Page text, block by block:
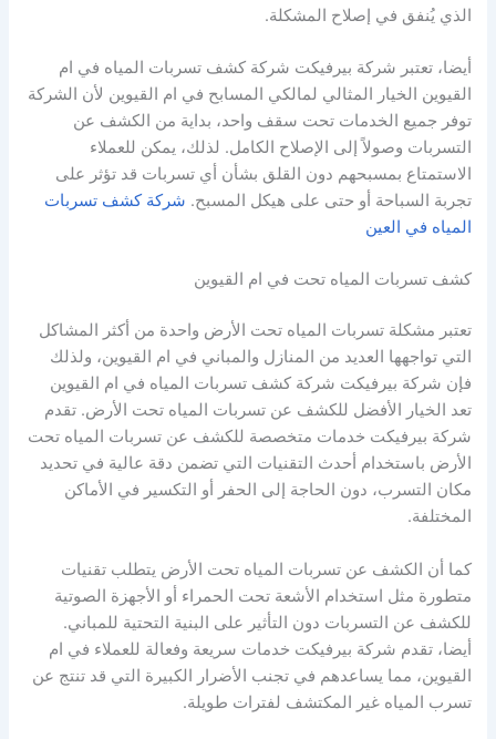
الذي يُنفق في إصلاح المشكلة.
أيضا، تعتبر شركة بيرفيكت شركة كشف تسربات المياه في ام
القيوين الخيار المثالي لمالكي المسابح في ام القيوين لأن الشركة
توفر جميع الخدمات تحت سقف واحد، بداية من الكشف عن
التسربات وصولاً إلى الإصلاح الكامل. لذلك، يمكن للعملاء
الاستمتاع بمسبحهم دون القلق بشأن أي تسربات قد تؤثر على
تجربة السباحة أو حتى على هيكل المسبح. شركة كشف تسربات
المياه في العين
كشف تسربات المياه تحت في ام القيوين
تعتبر مشكلة تسربات المياه تحت الأرض واحدة من أكثر المشاكل
التي تواجهها العديد من المنازل والمباني في ام القيوين، ولذلك
فإن شركة بيرفيكت شركة كشف تسربات المياه في ام القيوين
تعد الخيار الأفضل للكشف عن تسربات المياه تحت الأرض. تقدم
شركة بيرفيكت خدمات متخصصة للكشف عن تسربات المياه تحت
الأرض باستخدام أحدث التقنيات التي تضمن دقة عالية في تحديد
مكان التسرب، دون الحاجة إلى الحفر أو التكسير في الأماكن
المختلفة.
كما أن الكشف عن تسربات المياه تحت الأرض يتطلب تقنيات
متطورة مثل استخدام الأشعة تحت الحمراء أو الأجهزة الصوتية
للكشف عن التسربات دون التأثير على البنية التحتية للمباني.
أيضا، تقدم شركة بيرفيكت خدمات سريعة وفعالة للعملاء في ام
القيوين، مما يساعدهم في تجنب الأضرار الكبيرة التي قد تنتج عن
تسرب المياه غير المكتشف لفترات طويلة.